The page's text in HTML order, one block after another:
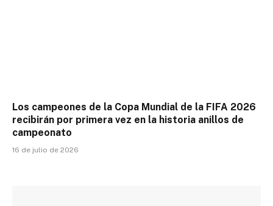
Los campeones de la Copa Mundial de la FIFA 2026
recibirán por primera vez en la historia anillos de
campeonato
16 de julio de 2026